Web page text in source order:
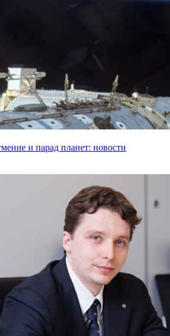
и парад планет: новости